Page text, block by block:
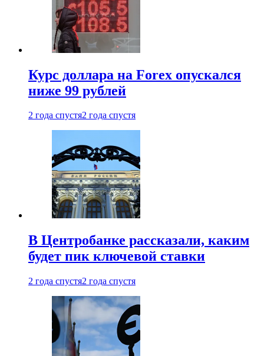
Курс доллара на Forex опускался
ниже 99 рублей
2 года спустя2 года спустя
В Центробанке рассказали, каким
будет пик ключевой ставки
2 года спустя2 года спустя